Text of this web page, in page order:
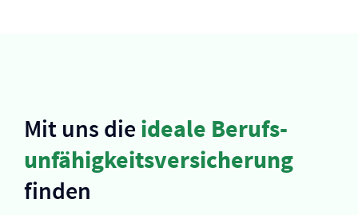
Mit uns die ideale Berufs­
unfähigkeits­versicherung
finden